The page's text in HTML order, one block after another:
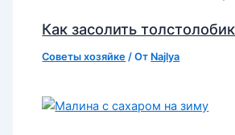
Как засолить
Советы хозяйке / От Najlya